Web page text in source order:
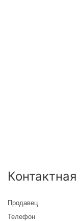
Продавец
Телефон